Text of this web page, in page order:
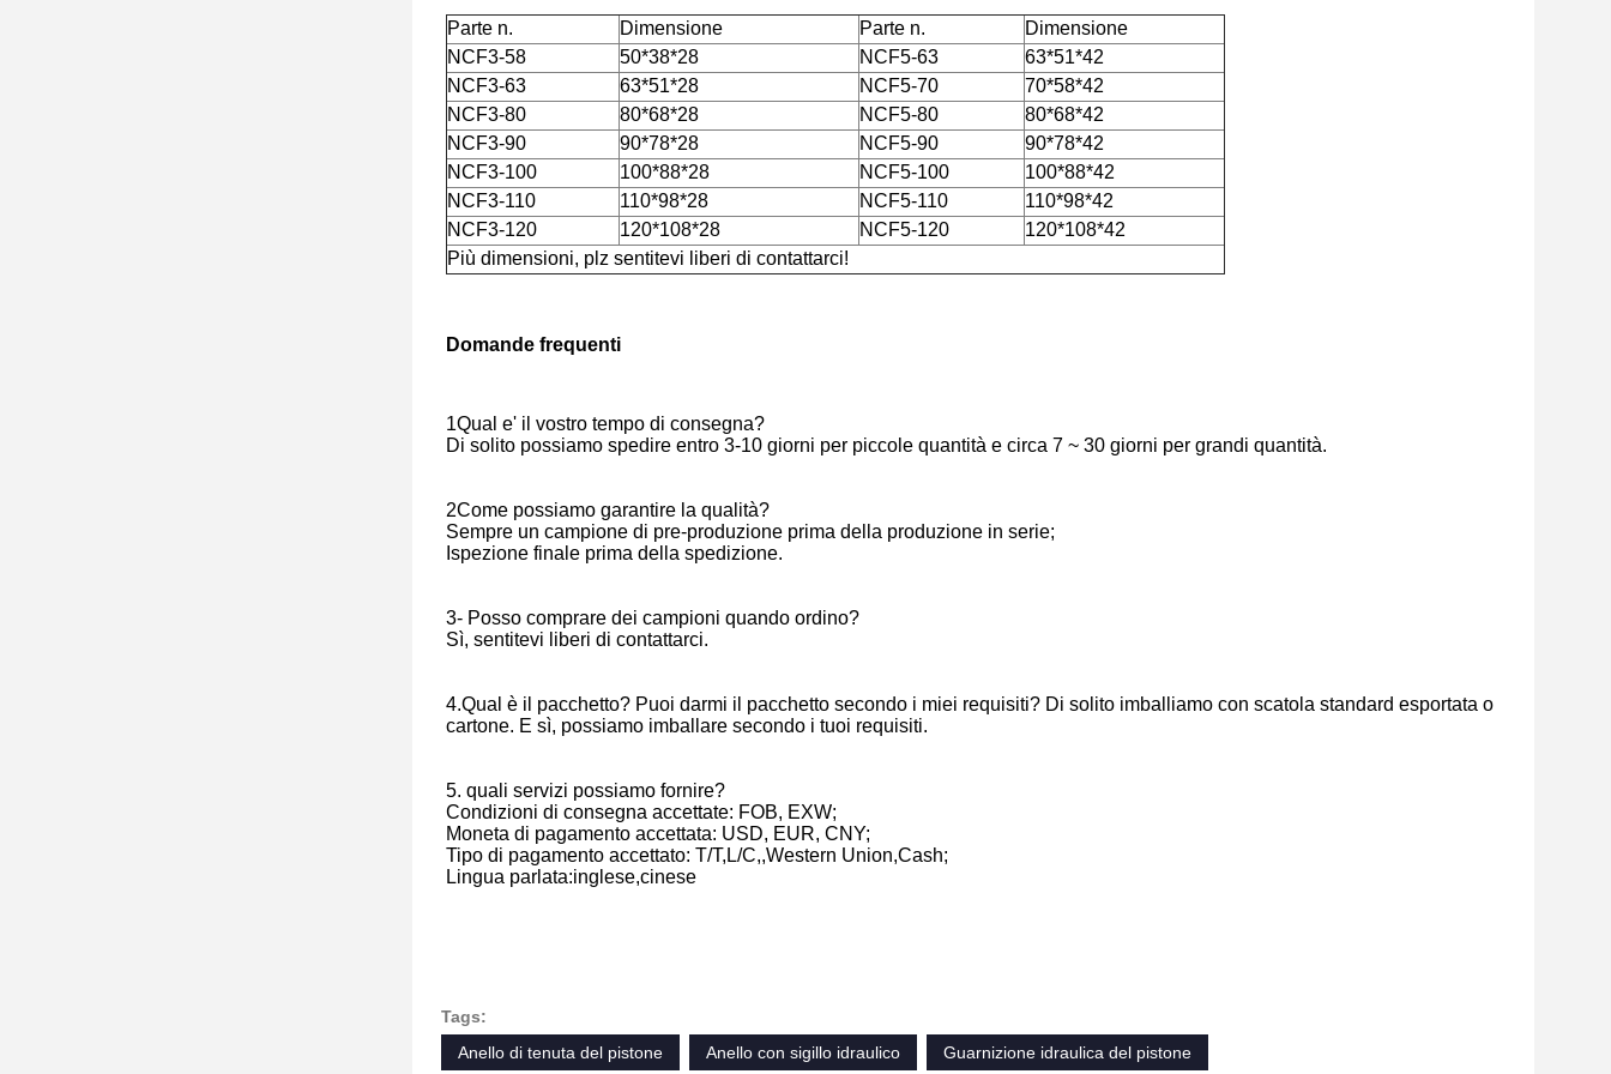
Parte n. Dimensione Parte n.
Dimensione
NCF3-58
50*38*28 NCF5-63
63*51*42
NCF3-63
63*51*28 NCF5-70
70*58*42
NCF3-80
80*68*28 NCF5-80
80*68*42
NCF3-90
90*78*28 NCF5-90
90*78*42
NCF3-100
100*88*28 NCF5-100
100*88*42
NCF3-110
110*98*28 NCF5-110
110*98*42
NCF3-120
120*108*28 NCF5-120
120*108*42
Più dimensioni, plz sentitevi liberi di contattarci!
Domande frequenti
1Qual e' il vostro tempo di consegna?
Di solito possiamo spedire entro 3-10 giorni per piccole quantità e circa 7 ~ 30 giorni per grandi quantità.
2Come possiamo garantire la qualità?
Sempre un campione di pre-produzione prima della produzione in serie;
Ispezione finale prima della spedizione.
3- Posso comprare dei campioni quando ordino?
Sì, sentitevi liberi di contattarci.
4.Qual è il pacchetto? Puoi darmi il pacchetto secondo i miei requisiti? Di solito imballiamo con scatola standard esportata o
cartone. E sì, possiamo imballare secondo i tuoi requisiti.
5. quali servizi possiamo fornire?
Condizioni di consegna accettate: FOB, EXW;
Moneta di pagamento accettata: USD, EUR, CNY;
Tipo di pagamento accettato: T/T,L/C,,Western Union,Cash;
Lingua parlata:inglese,cinese
Tags:
Anello di tenuta del pistone
Anello con sigillo idraulico Guarnizione idraulica del pistone